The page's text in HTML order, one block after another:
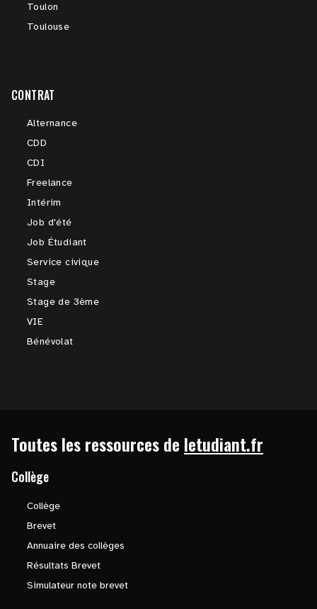
Toulon
Toulouse
CONTRAT
Alternance
CDD
CDI
Freelance
Intérim
Job d'été
Job Étudiant
Service civique
Stage
Stage de 3ème
VIE
Bénévolat
Toutes les ressources de letudiant.fr
Collège
Collège
Brevet
Annuaire des collèges
Résultats Brevet
Simulateur note brevet